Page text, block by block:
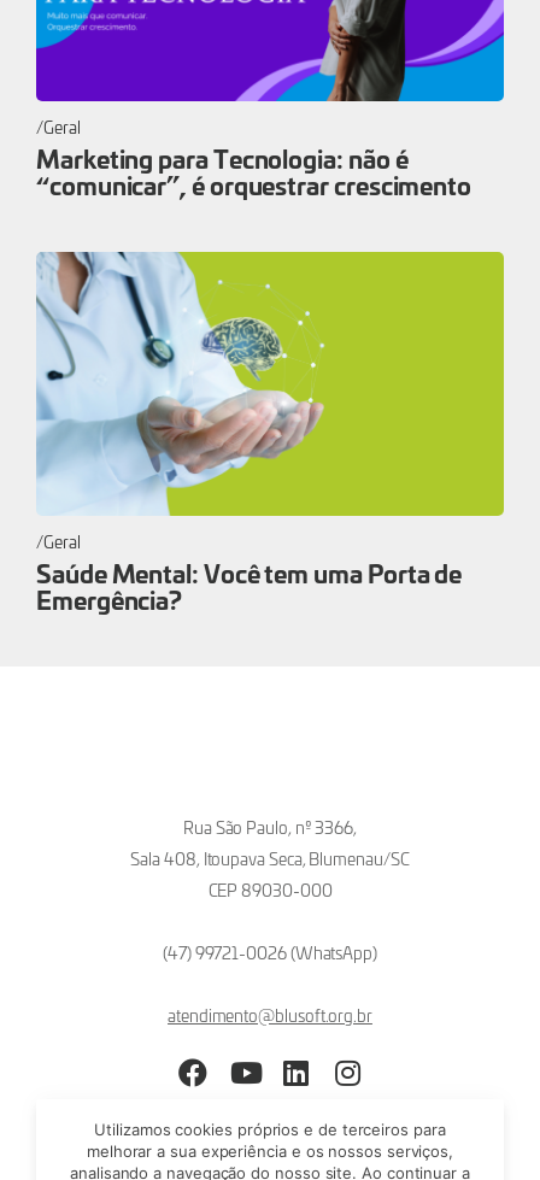
Geral
Marketing para Tecnologia: não é
“comunicar”, é orquestrar crescimento
Geral
Saúde Mental: Você tem uma Porta de
Emergência?
Rua São Paulo, nº 3366,
Sala 408, Itoupava Seca, Blumenau/SC
CEP 89030-000
(47) 99721-0026 (WhatsApp)
atendimento@blusoft.org.br
Utilizamos cookies próprios e de terceiros para
melhorar a sua experiência e os nossos serviços,
analisando a navegação do nosso site. Ao continuar a